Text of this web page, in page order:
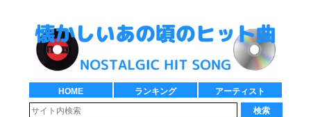
HOME ランキング
アーティスト
検索